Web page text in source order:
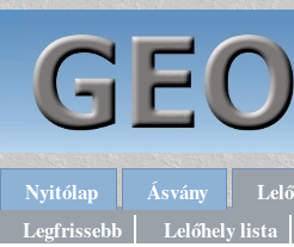
Nyitólap Ásvány
Legfrissebb
Lelőhely lista